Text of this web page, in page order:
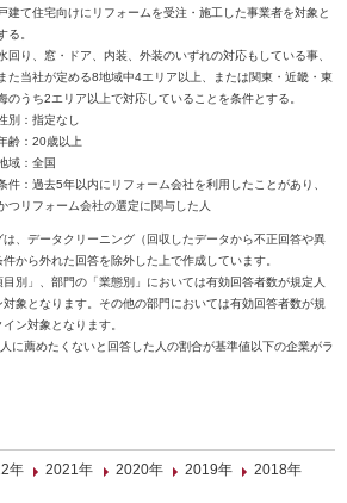
戸建て住宅向けにリフォームを受注・施工した事業者を対象と
る。
回り、窓・ドア、内装、外装のいずれの対応もしている事、
また当社が定める8地域中4エリア以上、または関東・近畿・東
のうち2エリア以上で対応していることを条件とする。
別：指定なし
齢：20歳以上
域：全国
件：過去5年以内にリフォーム会社を利用したことがあり、
つリフォーム会社の選定に関与した人
、データクリーニング（回収したデータから不正回答や異
から外れた回答を除外した上で作成しています。
別」、部門の「業態別」においては有効回答者数が規定人
象となります。その他の部門においては有効回答者数が規
ン対象となります。
に薦めたくないと回答した人の割合が基準値以下の企業がラ
年 2021年 2020年 2019年
2018年